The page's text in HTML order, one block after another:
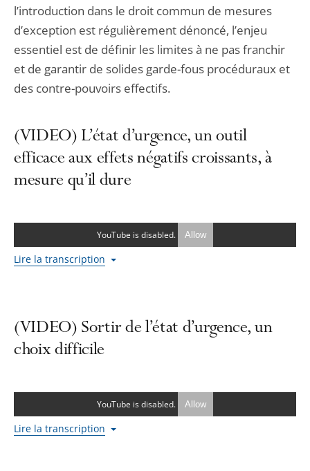
l’introduction dans le droit commun de mesures
d’exception est régulièrement dénoncé, l’enjeu
essentiel est de définir les limites à ne pas franchir
et de garantir de solides garde-fous procéduraux et
des contre-pouvoirs effectifs.
(VIDEO) L’état d’urgence, un outil
efficace aux effets négatifs croissants, à
mesure qu’il dure
YouTube is disabled. Allow
Lire la transcription
(VIDEO) Sortir de l’état d’urgence, un
choix difficile
YouTube is disabled. Allow
Lire la transcription